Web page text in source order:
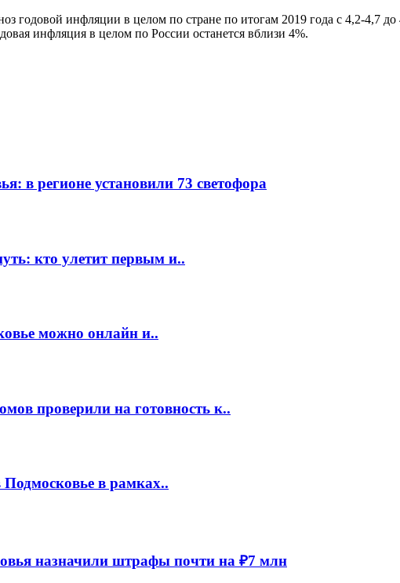
годовой инфляции в целом по стране по итогам 2019 года с 4,2-4,7
инфляция в целом по России останется вблизи 4%.
в регионе установили 73 светофора
кто улетит первым и..
можно онлайн и..
проверили на готовность к..
в рамках..
назначили штрафы почти на ₽7 млн